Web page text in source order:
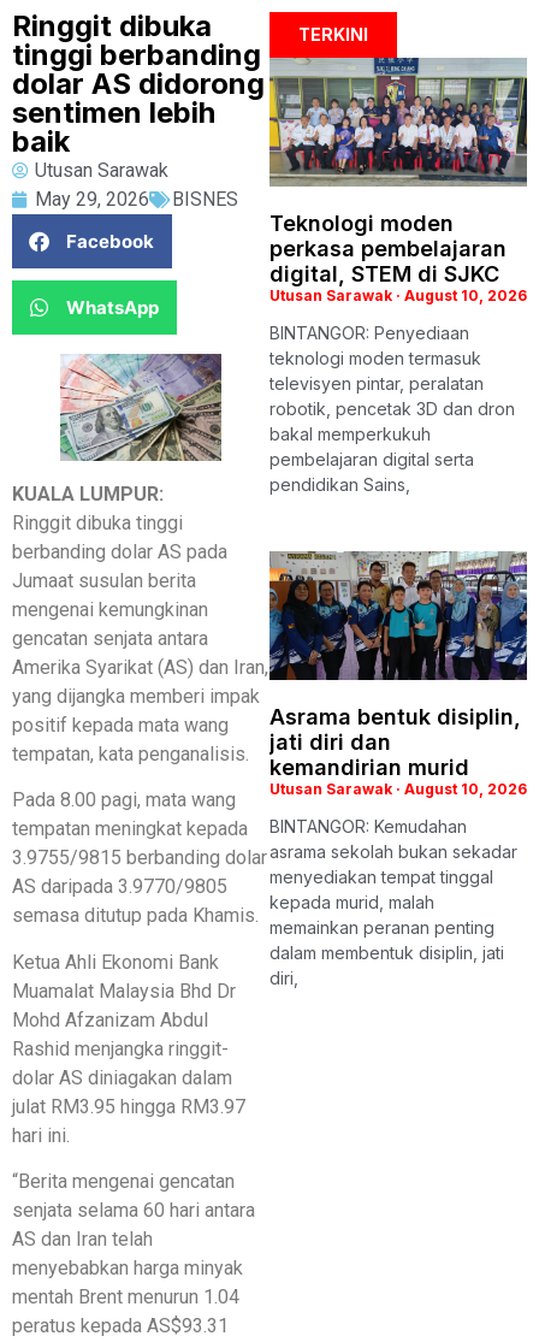
Ringgit dibuka
tinggi berbanding
dolar AS didorong
sentimen lebih
baik
Utusan Sarawak
May 29, 2026
BISNES
Facebook
WhatsApp
KUALA LUMPUR:
Ringgit dibuka tinggi
berbanding dolar AS pada
Jumaat susulan berita
mengenai kemungkinan
gencatan senjata antara
Amerika Syarikat (AS) dan Iran,
yang dijangka memberi impak
positif kepada mata wang
tempatan, kata penganalisis.
Pada 8.00 pagi, mata wang
tempatan meningkat kepada
3.9755/9815 berbanding dolar
AS daripada 3.9770/9805
semasa ditutup pada Khamis.
Ketua Ahli Ekonomi Bank
Muamalat Malaysia Bhd Dr
Mohd Afzanizam Abdul
Rashid menjangka ringgit-
dolar AS diniagakan dalam
julat RM3.95 hingga RM3.97
hari ini.
“Berita mengenai gencatan
senjata selama 60 hari antara
AS dan Iran telah
menyebabkan harga minyak
mentah Brent menurun 1.04
peratus kepada AS$93.31
TERKINI
Teknologi moden
perkasa pembelajaran
digital, STEM di SJKC
Utusan Sarawak August 10, 2026
BINTANGOR: Penyediaan
teknologi moden termasuk
televisyen pintar, peralatan
robotik, pencetak 3D dan dron
bakal memperkukuh
pembelajaran digital serta
pendidikan Sains,
Asrama bentuk disiplin,
jati diri dan
kemandirian murid
Utusan Sarawak August 10, 2026
BINTANGOR: Kemudahan
asrama sekolah bukan sekadar
menyediakan tempat tinggal
kepada murid, malah
memainkan peranan penting
dalam membentuk disiplin, jati
diri,